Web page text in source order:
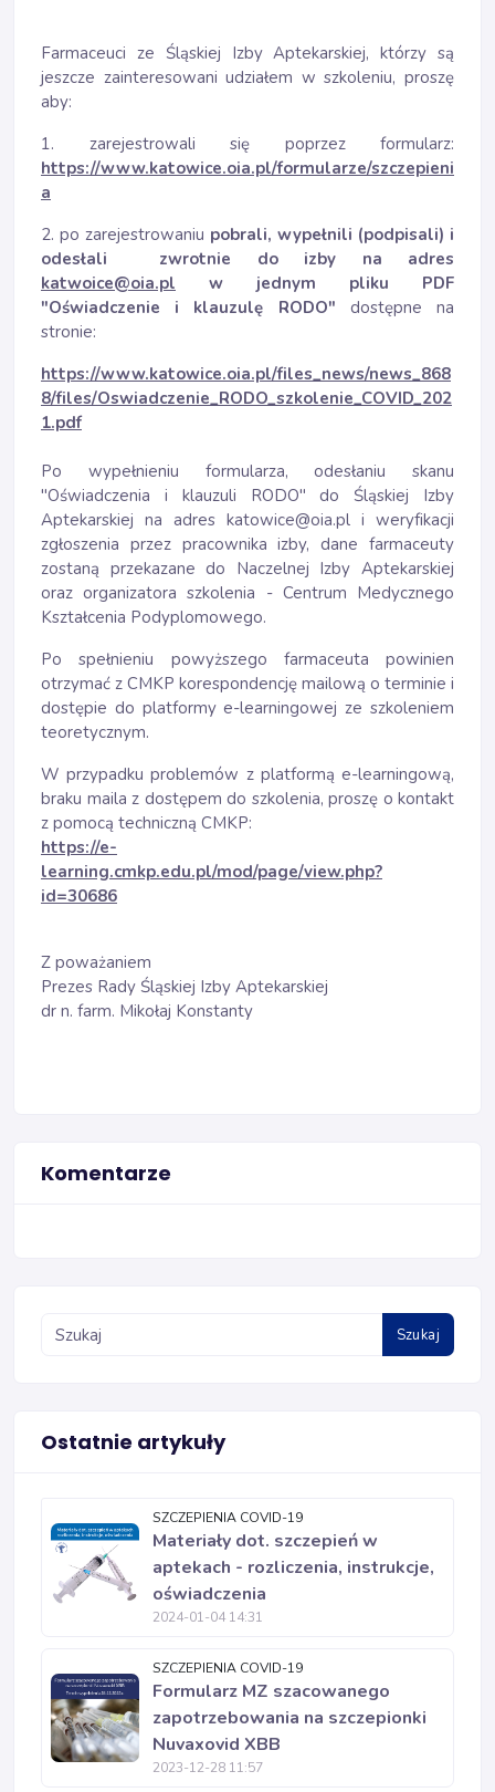
Farmaceuci ze Śląskiej Izby Aptekarskiej, którzy są
jeszcze zainteresowani udziałem w szkoleniu, proszę
aby:
1. zarejestrowali się poprzez formularz:
https://www.katowice.oia.pl/formularze/szczepieni
a
2. po zarejestrowaniu pobrali, wypełnili (podpisali) i
odesłali zwrotnie do izby na adres
katwoice@oia.pl w jednym pliku PDF
"Oświadczenie i klauzulę RODO" dostępne na
stronie:
https://www.katowice.oia.pl/files_news/news_868
8/files/Oswiadczenie_RODO_szkolenie_COVID_202
1.pdf
Po wypełnieniu formularza, odesłaniu skanu
"Oświadczenia i klauzuli RODO" do Śląskiej Izby
Aptekarskiej na adres katowice@oia.pl i weryfikacji
zgłoszenia przez pracownika izby, dane farmaceuty
zostaną przekazane do Naczelnej Izby Aptekarskiej
oraz organizatora szkolenia - Centrum Medycznego
Kształcenia Podyplomowego.
Po spełnieniu powyższego farmaceuta powinien
otrzymać z CMKP korespondencję mailową o terminie i
dostępie do platformy e-learningowej ze szkoleniem
teoretycznym.
W przypadku problemów z platformą e-learningową,
braku maila z dostępem do szkolenia, proszę o kontakt
z pomocą techniczną CMKP:
https://e-
learning.cmkp.edu.pl/mod/page/view.php?
id=30686
Z poważaniem
Prezes Rady Śląskiej Izby Aptekarskiej
dr n. farm. Mikołaj Konstanty
Komentarze
Szukaj
Ostatnie artykuły
SZCZEPIENIA COVID-19
Materiały dot. szczepień w
aptekach - rozliczenia, instrukcje,
oświadczenia
2024-01-04 14:31
SZCZEPIENIA COVID-19
Formularz MZ szacowanego
zapotrzebowania na szczepionki
Nuvaxovid XBB
2023-12-28 11:57